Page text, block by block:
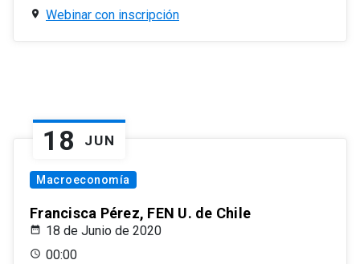
Webinar con inscripción
18 JUN
Macroeconomía
Francisca Pérez, FEN U. de Chile
18 de Junio de 2020
00:00